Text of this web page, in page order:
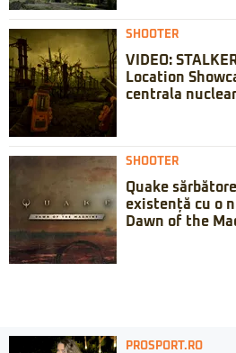
SHOOTER
VIDEO:
Location
centrala
SHOOTER
Quake
existență cu o
Dawn of the
PROSPORT.RO